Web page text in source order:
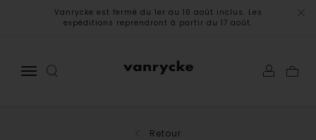
Vanrycke est fermé du 1er au 16 août inclus. Les
expéditions reprendront à partir du 17 août.
Retour